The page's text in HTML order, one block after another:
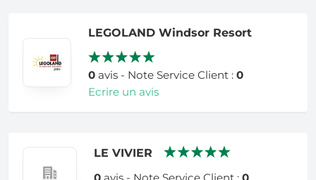
LEGOLAND Windsor Resort
0 avis - Note Service Client :0
Ecrire un avis
LE VIVIER